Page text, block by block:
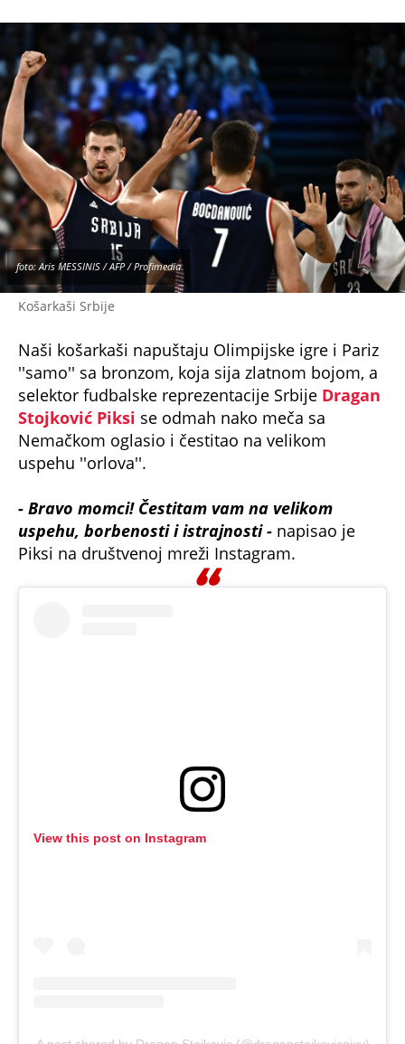
Košarkaši Srbije
foto: Aris MESSINIS / AFP / Profimedia
Naši košarkaši napuštaju Olimpijske igre i Pariz
''samo'' sa bronzom, koja sija zlatnom bojom, a
selektor fudbalske reprezentacije Srbije Dragan
Stojković Piksi se odmah nako meča sa
Nemačkom oglasio i čestitao na velikom
uspehu ''orlova''.
- Bravo momci! Čestitam vam na velikom
uspehu, borbenosti i istrajnosti - napisao je
Piksi na društvenoj mreži Instagram.
View this post on Instagram